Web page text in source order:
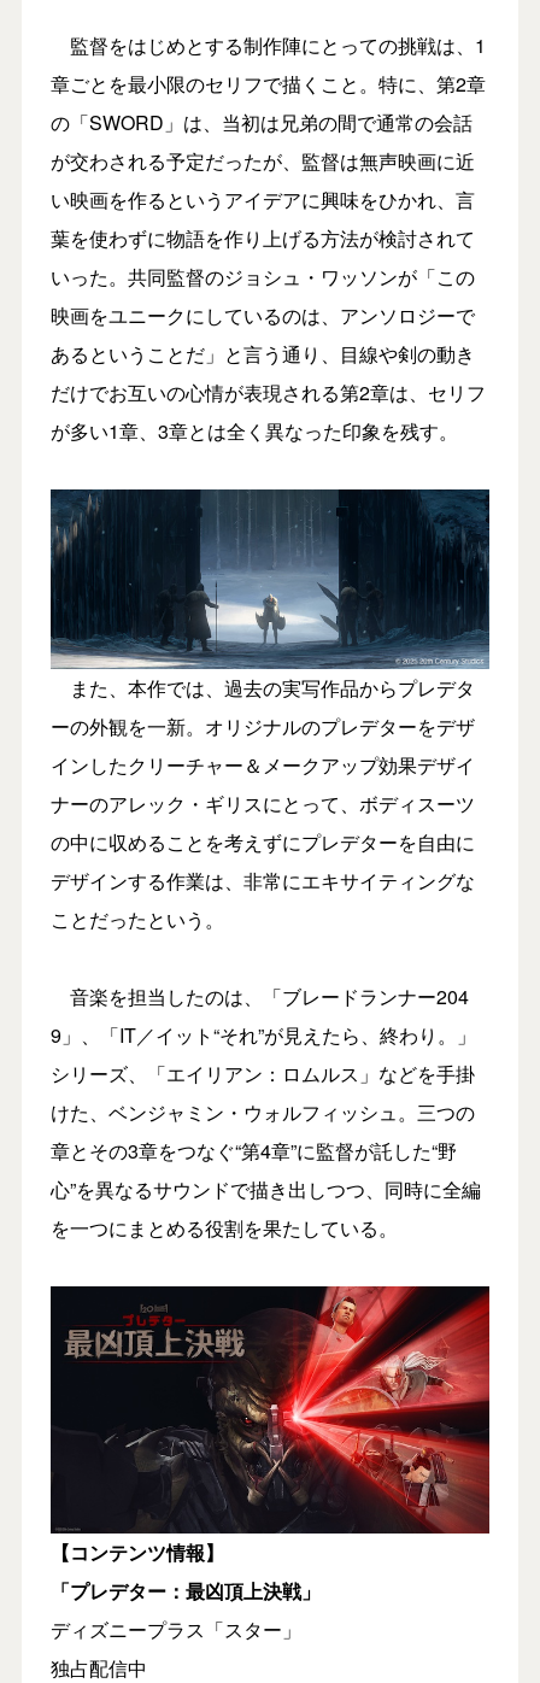
監督をはじめとする制作陣にとっての挑戦は、1
章ごとを最小限のセリフで描くこと。特に、第2章
の「SWORD」は、当初は兄弟の間で通常の会話
が交わされる予定だったが、監督は無声映画に近
い映画を作るというアイデアに興味をひかれ、言
葉を使わずに物語を作り上げる方法が検討されて
いった。共同監督のジョシュ・ワッソンが「この
映画をユニークにしているのは、アンソロジーで
あるということだ」と言う通り、目線や剣の動き
だけでお互いの心情が表現される第2章は、セリフ
が多い1章、3章とは全く異なった印象を残す。
また、本作では、過去の実写作品からプレデタ
ーの外観を一新。オリジナルのプレデターをデザ
インしたクリーチャー＆メークアップ効果デザイ
ナーのアレック・ギリスにとって、ボディスーツ
の中に収めることを考えずにプレデターを自由に
デザインする作業は、非常にエキサイティングな
ことだったという。
音楽を担当したのは、「ブレードランナー204
9」、「IT／イット“それ”が見えたら、終わり。」
シリーズ、「エイリアン：ロムルス」などを手掛
けた、ベンジャミン・ウォルフィッシュ。三つの
章とその3章をつなぐ“第4章”に監督が託した“野
心”を異なるサウンドで描き出しつつ、同時に全編
を一つにまとめる役割を果たしている。
【コンテンツ情報】
「プレデター：最凶頂上決戦」
ディズニープラス「スター」
独占配信中